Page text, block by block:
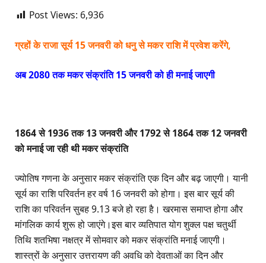
Post Views: 6,936
ग्रहों के राजा सूर्य 15 जनवरी को धनु से मकर राशि में प्रवेश करेंगे,
अब 2080 तक मकर संक्रांति 15 जनवरी को ही मनाई जाएगी
1864 से 1936 तक 13 जनवरी और 1792 से 1864 तक 12 जनवरी
को मनाई जा रही थी मकर संक्रांति
ज्योतिष गणना के अनुसार मकर संक्रांति एक दिन और बढ़ जाएगी। यानी
सूर्य का राशि परिवर्तन हर वर्ष 16 जनवरी को होगा। इस बार सूर्य की
राशि का परिवर्तन सुबह 9.13 बजे हो रहा है। खरमास समाप्त होगा और
मांगलिक कार्य शुरू हो जाएंगे।इस बार व्यतिपात योग शुक्ल पक्ष चतुर्थी
तिथि शतभिषा नक्षत्र में सोमवार को मकर संक्रांति मनाई जाएगी।
शास्त्रों के अनुसार उत्तरायण की अवधि को देवताओं का दिन और